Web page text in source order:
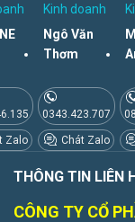
Zalo
Kinh doanh
Ngô Văn
Thơm
0343.423.707
Chát Zalo
THÔNG TIN LIÊN
CÔNG TY CỔ